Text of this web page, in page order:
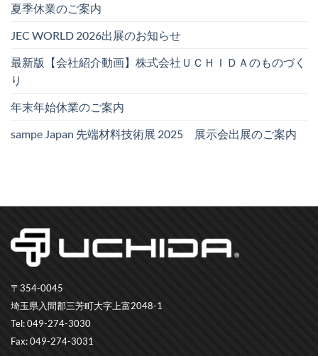
夏季休業のご案内
JEC WORLD 2026出展のお知らせ
最新版【会社紹介動画】株式会社ＵＣＨＩＤＡのものづく
り
年末年始休業のご案内
sampe Japan 先端材料技術展 2025 展示会出展のご案内
〒354-0045
埼玉県入間郡三芳町大字上富2048-1
Tel: 049-274-3030
Fax: 049-274-3031